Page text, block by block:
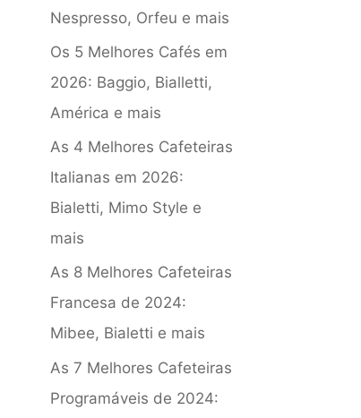
Nespresso, Orfeu e mais
Os 5 Melhores Cafés em
2026: Baggio, Bialletti,
América e mais
As 4 Melhores Cafeteiras
Italianas em 2026:
Bialetti, Mimo Style e
mais
As 8 Melhores Cafeteiras
Francesa de 2024:
Mibee, Bialetti e mais
As 7 Melhores Cafeteiras
Programáveis de 2024: